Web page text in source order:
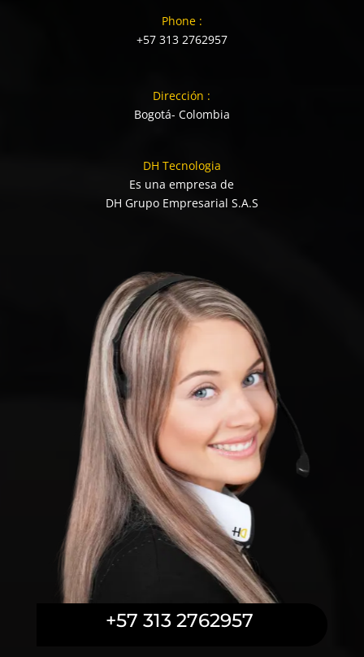
Phone :
+57 313 2762957
Dirección :
Bogotá- Colombia
DH Tecnologia
Es una empresa de
DH Grupo Empresarial S.A.S
+57 313 2762957